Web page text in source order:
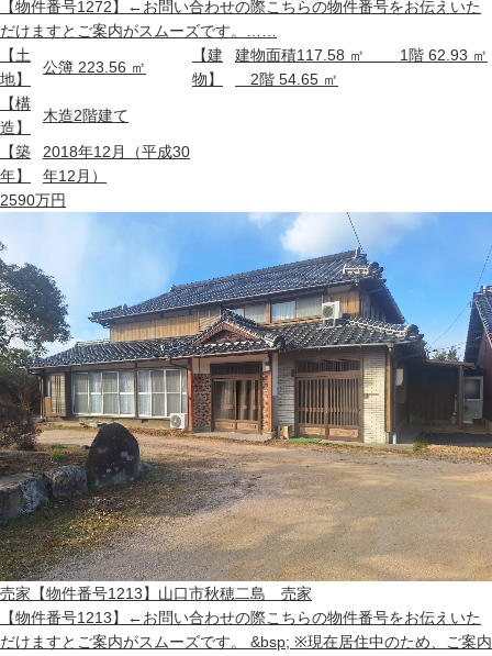
【物件番号1272】←お問い合わせの際こちらの物件番号をお伝えいた
だけますとご案内がスムーズです。……
【土
地】
公簿 223.56 ㎡
【建
物】
建物面積117.58 ㎡ 1階 62.93 ㎡
2階 54.65 ㎡
【構
造】
木造2階建て
【築
年】
2018年12月（平成30
年12月）
2590万円
売家 【物件番号1213】山口市秋穂二島 売家
【物件番号1213】←お問い合わせの際こちらの物件番号をお伝えいた
だけますとご案内がスムーズです。 &bsp; ※現在居住中のため、ご案内